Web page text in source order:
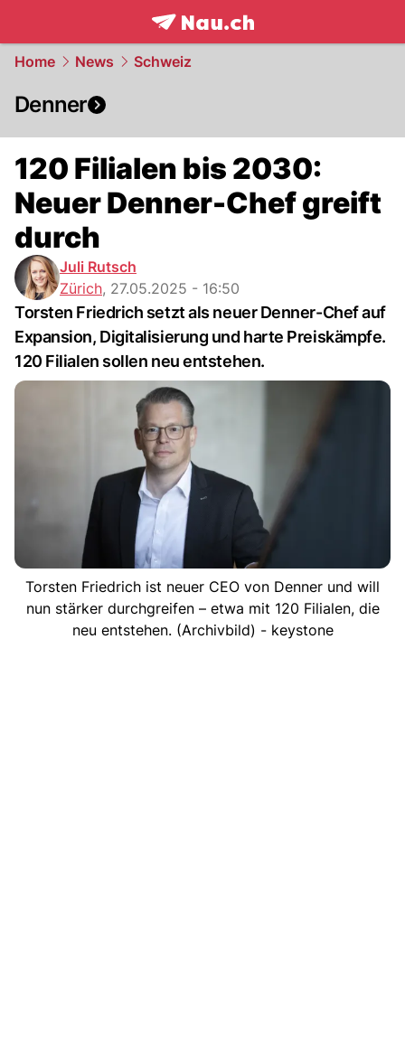
frontpage.NAU.ch
Home News Schweiz
Denner
120 Filialen bis 2030:
Neuer Denner-Chef greift
durch
Juli Rutsch
Zürich, 27.05.2025 - 16:50
Torsten Friedrich setzt als neuer Denner-Chef auf
Expansion, Digitalisierung und harte Preiskämpfe.
120 Filialen sollen neu entstehen.
Torsten Friedrich ist neuer CEO von Denner und will
nun stärker durchgreifen – etwa mit 120 Filialen, die
neu entstehen. (Archivbild) - keystone